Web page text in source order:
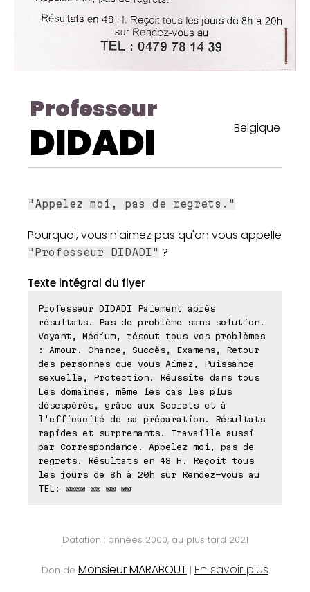
Professeur
DIDADI Belgique
"Appelez moi, pas de regrets."
Pourquoi, vous n'aimez pas qu'on vous appelle
"Professeur DIDADI" ?
Texte intégral du flyer
Professeur DIDADI Paiement après
résultats. Pas de problème sans solution.
Voyant, Médium, résout tous vos problèmes
: Amour. Chance, Succès, Examens, Retour
des personnes que vous Aimez, Puissance
sexuelle, Protection. Réussite dans tous
Les domaines, même les cas les plus
désespérés, grâce aux Secrets et à
l'efficacité de sa préparation. Résultats
rapides et surprenants. Travaille aussi
par Correspondance. Appelez moi, pas de
regrets. Résultats en 48 H. Reçoit tous
les jours de 8h à 20h sur Rendez-vous au
TEL: ⊠⊠⊠⊠ ⊠⊠ ⊠⊠ ⊠⊠
Datation : années 2000, au plus tard 2021
Don de Monsieur MARABOUT | En savoir plus